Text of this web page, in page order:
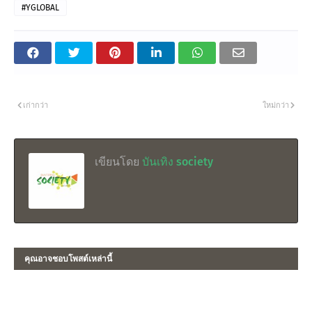
#YGLOBAL
ใหม่กว่า
เก่ากว่า
เขียนโดย บันเทิง society
คุณอาจชอบโพสต์เหล่านี้